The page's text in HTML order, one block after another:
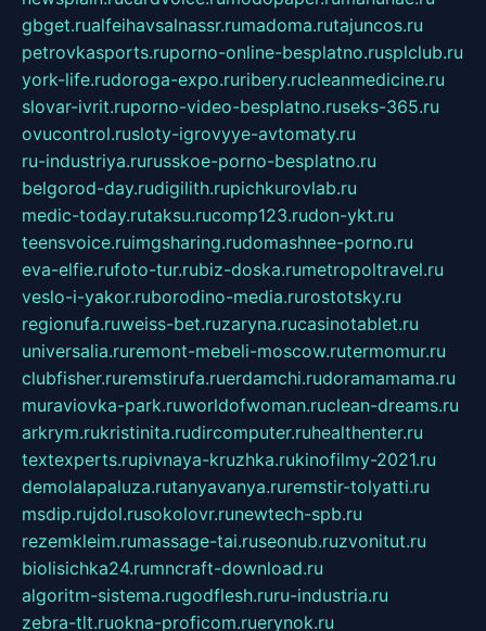
gbget.rualfeihavsalnassr.rumadoma.rutajuncos.ru
petrovkasports.ruporno-online-besplatno.rusplclub.ru
york-life.rudoroga-expo.ruribery.rucleanmedicine.ru
slovar-ivrit.ruporno-video-besplatno.ruseks-365.ru
ovucontrol.rusloty-igrovyye-avtomaty.ru
ru-industriya.rurusskoe-porno-besplatno.ru
belgorod-day.rudigilith.rupichkurovlab.ru
medic-today.rutaksu.rucomp123.rudon-ykt.ru
teensvoice.ruimgsharing.rudomashnee-porno.ru
eva-elfie.rufoto-tur.rubiz-doska.rumetropoltravel.ru
veslo-i-yakor.ruborodino-media.rurostotsky.ru
regionufa.ruweiss-bet.ruzaryna.rucasinotablet.ru
universalia.ruremont-mebeli-moscow.rutermomur.ru
clubfisher.ruremstirufa.ruerdamchi.rudoramamama.ru
muraviovka-park.ruworldofwoman.ruclean-dreams.ru
arkrym.rukristinita.rudircomputer.ruhealthenter.ru
textexperts.rupivnaya-kruzhka.rukinofilmy-2021.ru
demolalapaluza.rutanyavanya.ruremstir-tolyatti.ru
msdip.rujdol.rusokolovr.runewtech-spb.ru
rezemkleim.rumassage-tai.ruseonub.ruzvonitut.ru
biolisichka24.rumncraft-download.ru
algoritm-sistema.rugodflesh.ruru-industria.ru
zebra-tlt.ruokna-proficom.ruerynok.ru